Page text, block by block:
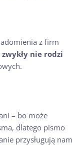
z firm
zwykły nie rodzi
– bo może
dlatego pismo
przysługują nam